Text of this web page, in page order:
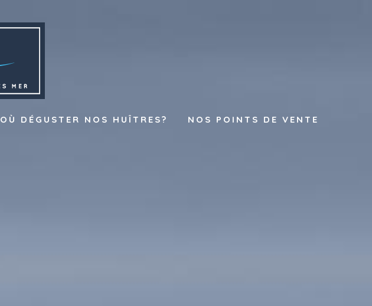
OÙ DÉGUSTER NOS HUÎTRES? NOS POINTS DE VENTE